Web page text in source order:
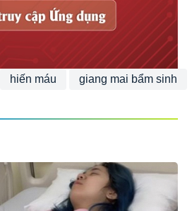
hiến máu giang mai bẩm sinh